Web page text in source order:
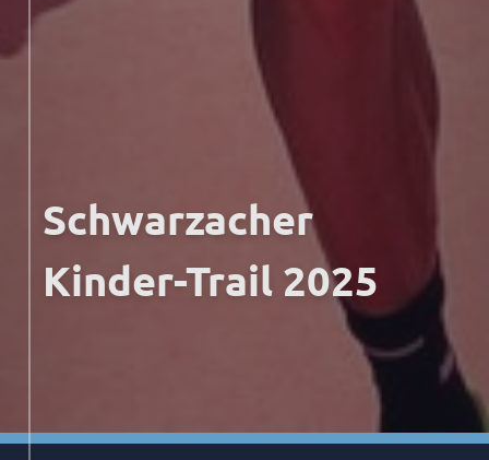
Schwarzacher
Kinder-Trail 2025